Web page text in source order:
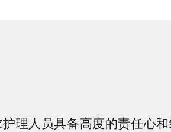
理人员具备高度的责任心